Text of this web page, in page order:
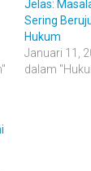
Jelas:
Sering
Hukum
Januari 11,
dalam